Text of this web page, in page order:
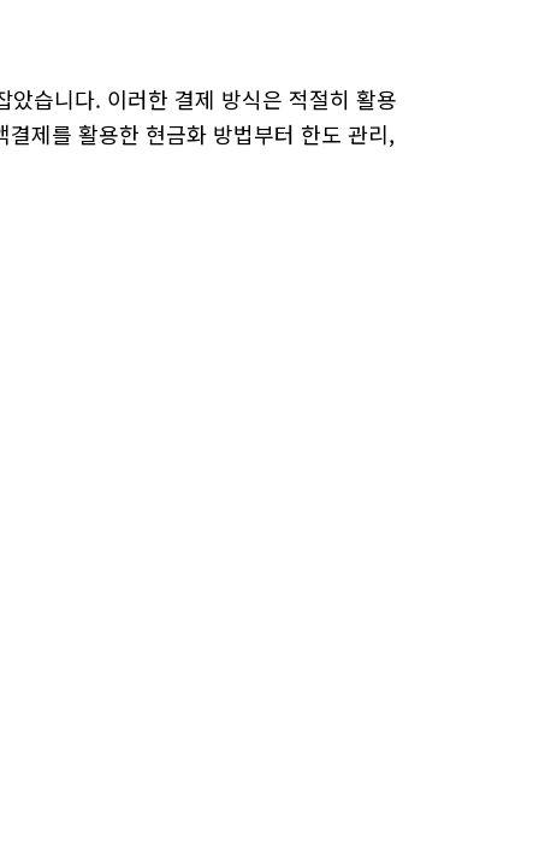
습니다. 이러한 결제 방식은 적절히 활용
제를 활용한 현금화 방법부터 한도 관리,